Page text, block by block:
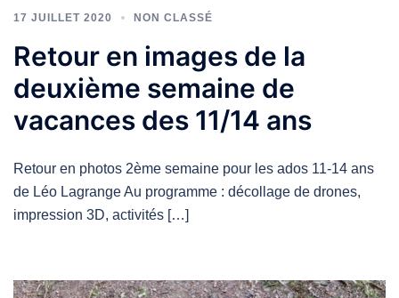
17 JUILLET 2020 NON CLASSÉ
Retour en images de la
deuxième semaine de
vacances des 11/14 ans
Retour en photos 2ème semaine pour les ados 11-14 ans
de Léo Lagrange Au programme : décollage de drones,
impression 3D, activités […]